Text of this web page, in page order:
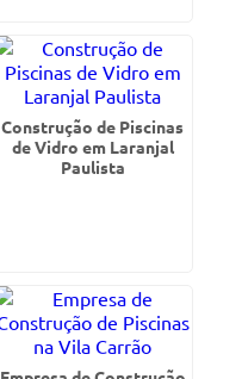
Construção de Piscinas
de Vidro em Laranjal
Paulista